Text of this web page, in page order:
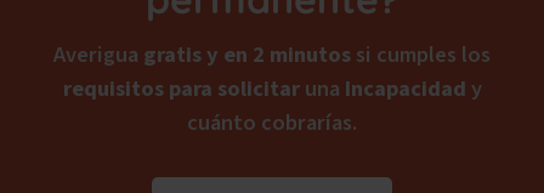
Averigua gratis y en 2 minutossi cumples los
requisitos para solicitaruna Incapacidady
cuánto cobrarías.